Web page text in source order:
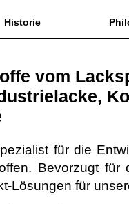
Historie
vom
für die
Bevorzugt für
Lösungen für